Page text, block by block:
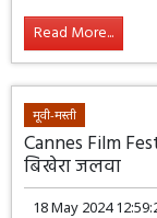
Read More...
मूवी-मस्ती
Cannes Film
बिखेरा जलवा
18 May 2024